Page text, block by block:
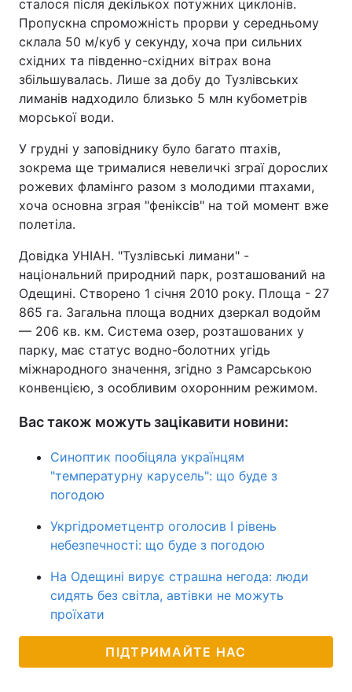
сталося після декількох потужних циклонів.
Пропускна спроможність прорви у середньому
склала 50 м/куб у секунду, хоча при сильних
східних та південно-східних вітрах вона
збільшувалась. Лише за добу до Тузлівських
лиманів надходило близько 5 млн кубометрів
морської води.
У грудні у заповіднику було багато птахів,
зокрема ще трималися невеличкі зграї дорослих
рожевих фламінго разом з молодими птахами,
хоча основна зграя "феніксів" на той момент вже
полетіла.
Довідка УНІАН. "Тузлівські лимани" -
національний природний парк, розташований на
Одещині. Створено 1 січня 2010 року. Площа - 27
865 га. Загальна площа водних дзеркал водойм
— 206 кв. км. Система озер, розташованих у
парку, має статус водно-болотних угідь
міжнародного значення, згідно з Рамсарською
конвенцією, з особливим охоронним режимом.
Вас також можуть зацікавити новини:
Синоптик пообіцяла українцям
"температурну карусель": що буде з
погодою
Укргідрометцентр оголосив I рівень
небезпечності: що буде з погодою
На Одещині вирує страшна негода: люди
сидять без світла, автівки не можуть
проїхати
ПІДТРИМАЙТЕ НАС